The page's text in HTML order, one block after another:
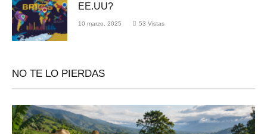
EE.UU?
10 marzo, 2025 53 Vistas
NO TE LO PIERDAS